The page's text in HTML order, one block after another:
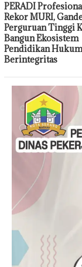
PERADI
Rekor MURI,
Perguruan Tinggi
Bangun Ekosistem
Pendidikan Hukum
Berintegritas